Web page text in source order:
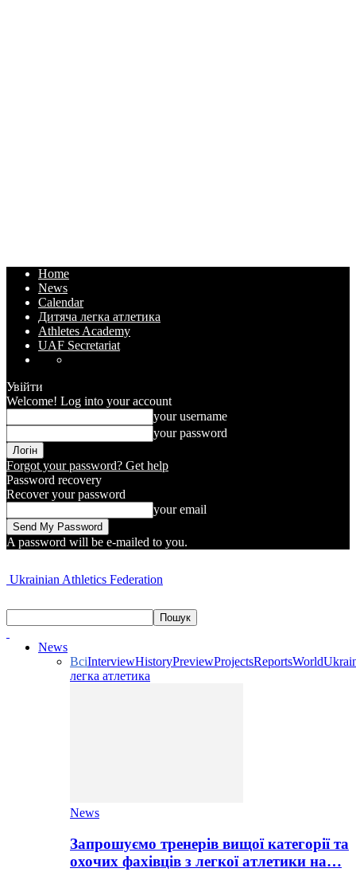
Home
News
Calendar
Дитяча легка атлетика
Athletes Academy
UAF Secretariat
Увійти
Welcome! Log into your account
your username
your password
Forgot your password? Get help
Password recovery
Recover your password
your email
A password will be e-mailed to you.
Ukrainian Athletics Federation
News
ВсіInterviewHistoryPreviewProjectsReportsWorld
легка атлетика
News
Запрошуємо тренерів вищої категорії та
охочих фахівців з легкої атлетики на…